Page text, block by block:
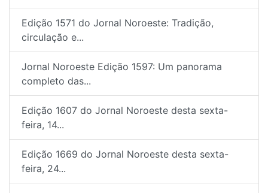
Edição 1571 do Jornal Noroeste: Tradição,
circulação e...
Jornal Noroeste Edição 1597: Um panorama
completo das...
Edição 1607 do Jornal Noroeste desta sexta-
feira, 14...
Edição 1669 do Jornal Noroeste desta sexta-
feira, 24...